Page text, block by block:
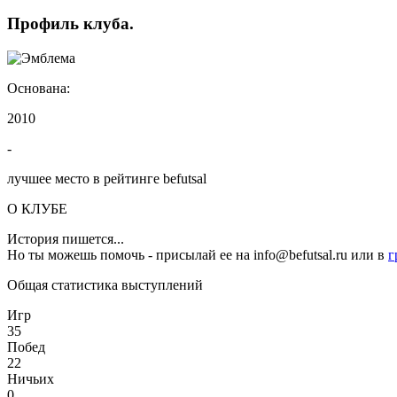
Профиль клуба.
Основана:
2010
-
лучшее место в рейтинге befutsal
О КЛУБЕ
История пишется...
Но ты можешь помочь - присылай ее на info@befutsal.ru или в
Общая статистика выступлений
Игр
35
Побед
22
Ничьих